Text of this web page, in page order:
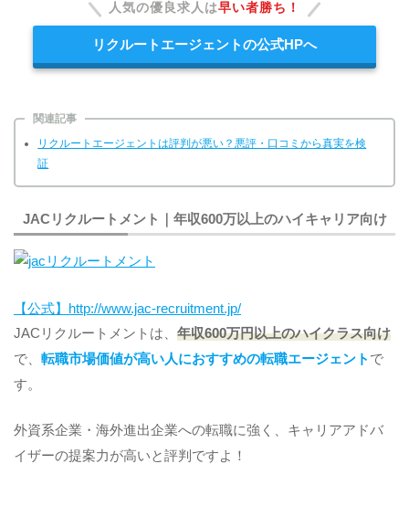
人気の優良求人は早い者勝ち！
リクルートエージェントの公式HPへ
関連記事
リクルートエージェントは評判が悪い？悪評・口コミから真実を検
証
JACリクルートメント｜年収600万以上のハイキャリア向け
【公式】http://www.jac-recruitment.jp/
JACリクルートメントは、 年収600万円以上のハイクラス向け
で、 転職市場価値が高い人におすすめの転職エージェント で
す。
外資系企業・海外進出企業への転職に強く、キャリアアドバ
イザーの提案力が高いと評判ですよ！